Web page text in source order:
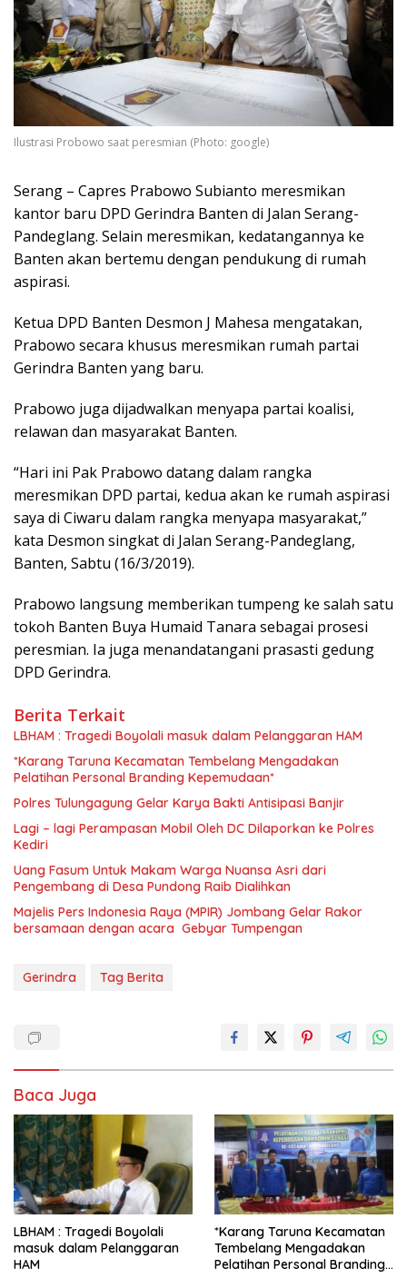
Ilustrasi Probowo saat peresmian (Photo: google)
Serang – Capres Prabowo Subianto meresmikan
kantor baru DPD Gerindra Banten di Jalan Serang-
Pandeglang. Selain meresmikan, kedatangannya ke
Banten akan bertemu dengan pendukung di rumah
aspirasi.
Ketua DPD Banten Desmon J Mahesa mengatakan,
Prabowo secara khusus meresmikan rumah partai
Gerindra Banten yang baru.
Prabowo juga dijadwalkan menyapa partai koalisi,
relawan dan masyarakat Banten.
“Hari ini Pak Prabowo datang dalam rangka
meresmikan DPD partai, kedua akan ke rumah aspirasi
saya di Ciwaru dalam rangka menyapa masyarakat,”
kata Desmon singkat di Jalan Serang-Pandeglang,
Banten, Sabtu (16/3/2019).
Prabowo langsung memberikan tumpeng ke salah satu
tokoh Banten Buya Humaid Tanara sebagai prosesi
peresmian. Ia juga menandatangani prasasti gedung
DPD Gerindra.
Berita Terkait
LBHAM : Tragedi Boyolali masuk dalam Pelanggaran HAM
*Karang Taruna Kecamatan Tembelang Mengadakan
Pelatihan Personal Branding Kepemudaan*
Polres Tulungagung Gelar Karya Bakti Antisipasi Banjir
Lagi – lagi Perampasan Mobil Oleh DC Dilaporkan ke Polres
Kediri
Uang Fasum Untuk Makam Warga Nuansa Asri dari
Pengembang di Desa Pundong Raib Dialihkan
Majelis Pers Indonesia Raya (MPIR) Jombang Gelar Rakor
bersamaan dengan acara Gebyar Tumpengan
Gerindra Tag Berita
Baca Juga
LBHAM : Tragedi Boyolali
masuk dalam Pelanggaran
HAM
*Karang Taruna Kecamatan
Tembelang Mengadakan
Pelatihan Personal Branding